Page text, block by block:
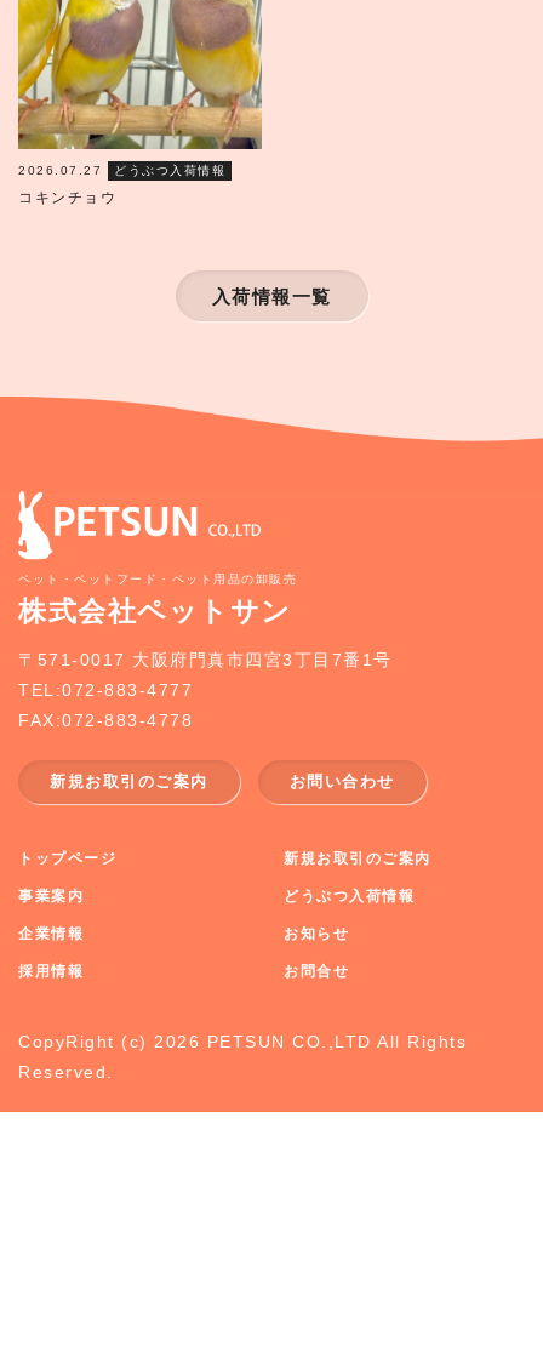
2026.07.27 どうぶつ入荷情報
コキンチョウ
入荷情報一覧
ペット・ペットフード・ペット用品の卸販売
株式会社ペットサン
〒571-0017 大阪府門真市四宮3丁目7番1号
TEL:072-883-4777
FAX:072-883-4778
新規お取引のご案内 お問い合わせ
トップページ
事業案内
企業情報
採用情報
新規お取引のご案内
どうぶつ入荷情報
お知らせ
お問合せ
CopyRight (c) 2026 PETSUN CO.,LTD All Rights
Reserved.